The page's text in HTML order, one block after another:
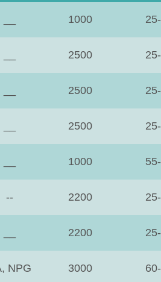
1000
2500
2500
2500
1000
-- 2200
2200
NPG 3000